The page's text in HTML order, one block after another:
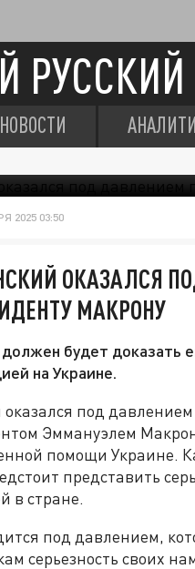
РУССКИЙ
НОВОСТИ
2025 03:50
ОКАЗАЛСЯ
МАКРОНУ
будет доказать
на Украине.
под
Эммануэлем
помощи Украине.
представить
в стране.
под давлением,
серьезность своих